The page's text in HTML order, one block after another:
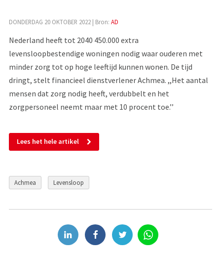
DONDERDAG 20 OKTOBER 2022| Bron: AD
Nederland heeft tot 2040 450.000 extra
levensloopbestendige woningen nodig waar ouderen met
minder zorg tot op hoge leeftijd kunnen wonen. De tijd
dringt, stelt financieel dienstverlener Achmea. ,,Het aantal
mensen dat zorg nodig heeft, verdubbelt en het
zorgpersoneel neemt maar met 10 procent toe.’’
Lees het hele artikel
Achmea Levensloop